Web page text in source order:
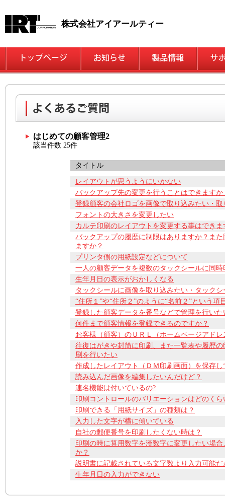
株式会社アイアールティー
はじめての顧客管理2
該当件数 25件
タイトル
レイアウトが思うようにいかない
バックアップ先の変更を行うことはできますか
登録顧客の会社ロゴを画像で取り込みたい・
フォントの大きさを変更したい
カルテ印刷のレイアウトを変更する事はできま
バックアップの履歴に制限はありますか？ま
ますか？
プリンタ側の用紙設定などについて
一人の顧客データを複数のタックシールに同
生年月日の表示がおかしくなる
タックシールに画像を取り込みたい・タック
“住所１”や“住所２”のように“名前２”という
登録した顧客データを番号などで管理を行い
何件まで顧客情報を登録できるのですか？
お客様（顧客）のＵＲＬ（ホームページアド
往復はがきや封筒に印刷、また一覧表や履歴
刷を行いたい
作成したレイアウト（ＤＭ印刷画面）を保存
読み込んだ画像を編集したいんだけど？
連名機能は付いているの?
印刷コントロールのバリエーションはどのく
印刷できる「用紙サイズ」の種類は？
入力した文字が横に傾いている
自社の郵便番号を印刷したくない時は？
印刷の時に算用数字を漢数字に変更したい場
か？
説明書に記載されている文字数より入力可能
生年月日の入力ができない